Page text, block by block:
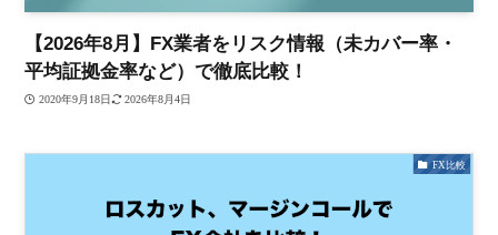
【2026年8月】FX業者をリスク情報（未カバー率・
平均証拠金率など）で徹底比較！
2020年9月18日 2026年8月4日
FX比較